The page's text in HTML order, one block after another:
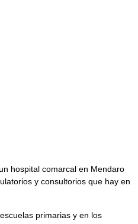
hospital comarcal en Mendaro
y consultorios que hay en
primarias y en los